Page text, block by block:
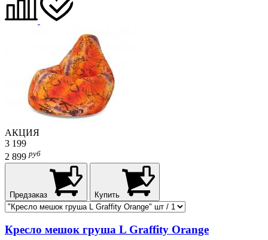
АКЦИЯ
3 199
2 899 руб
Предзаказ Купить
Кресло мешок груша L Graffity Orange